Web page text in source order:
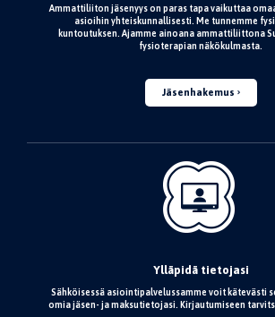
Ammattiliiton jäsenyys on paras tapa vaikuttaa
asioihin yhteiskunnallisesti. Me tunnemme
kuntoutuksen. Ajamme ainoana ammattiliittona
fysioterapian näkökulmasta.
Jäsenhakemus
Ylläpidä tietojasi
Sähköisessä asiointipalvelussamme voit kätevästi
omia jäsen- ja maksutietojasi. Kirjautumiseen